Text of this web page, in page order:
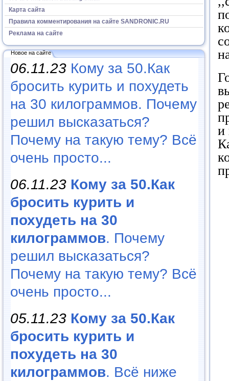
Карта сайта
Правила комментирования на сайте SANDRONIC.RU
Реклама на сайте
Новое на сайте
06.11.23 Кому за 50.Как
бросить курить и похудеть
на 30 килограммов. Почему
решил высказаться?
Почему на такую тему? Всё
очень просто...
06.11.23 Кому за 50.Как
бросить курить и
похудеть на 30
килограммов. Почему
решил высказаться?
Почему на такую тему? Всё
очень просто...
05.11.23 Кому за 50.Как
бросить курить и
похудеть на 30
килограммов. Всё ниже
и